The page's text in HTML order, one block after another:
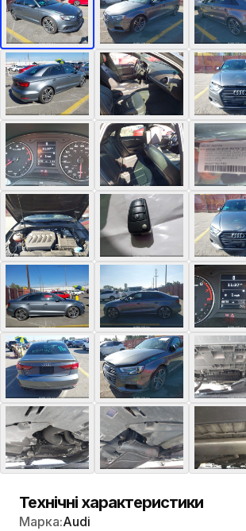
Технічні характеристики
Марка:Audi